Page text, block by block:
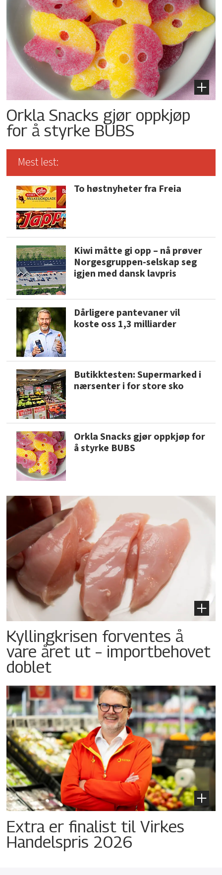
Orkla Snacks gjør oppkjøp
for å styrke BUBS
Mest lest:
To høstnyheter fra Freia
Kiwi måtte gi opp – nå prøver
Norgesgruppen-selskap seg
igjen med dansk lavpris
Dårligere pantevaner vil
koste oss 1,3 milliarder
Butikktesten: Supermarked i
nærsenter i for store sko
Orkla Snacks gjør oppkjøp for
å styrke BUBS
Kyllingkrisen forventes å
vare året ut – importbehovet
doblet
Extra er finalist til Virkes
Handelspris 2026